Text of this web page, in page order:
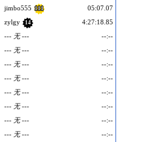
jimbo555 111
05:07.07
zylgy 14
4:27:18.85
--- 无 ---
--:--
--- 无 ---
--:--
--- 无 ---
--:--
--- 无 ---
--:--
--- 无 ---
--:--
--- 无 ---
--:--
--- 无 ---
--:--
--- 无 ---
--:--